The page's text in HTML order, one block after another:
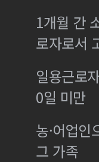
1개월 간
로자로서
일용근로
0일 미만
농·어업인
그 가족